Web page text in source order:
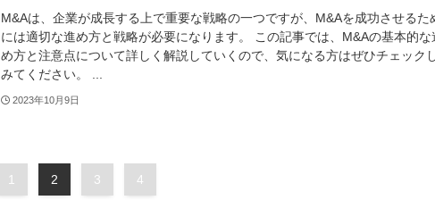
M&Aは、企業が成長する上で重要な戦略の一つですが、M&Aを成功させるた
には適切な進め方と戦略が必要になります。 この記事では、M&Aの基本的な
め方と注意点について詳しく解説していくので、気になる方はぜひチェック
みてください。 ...
2023年10月9日
1 2 3 4